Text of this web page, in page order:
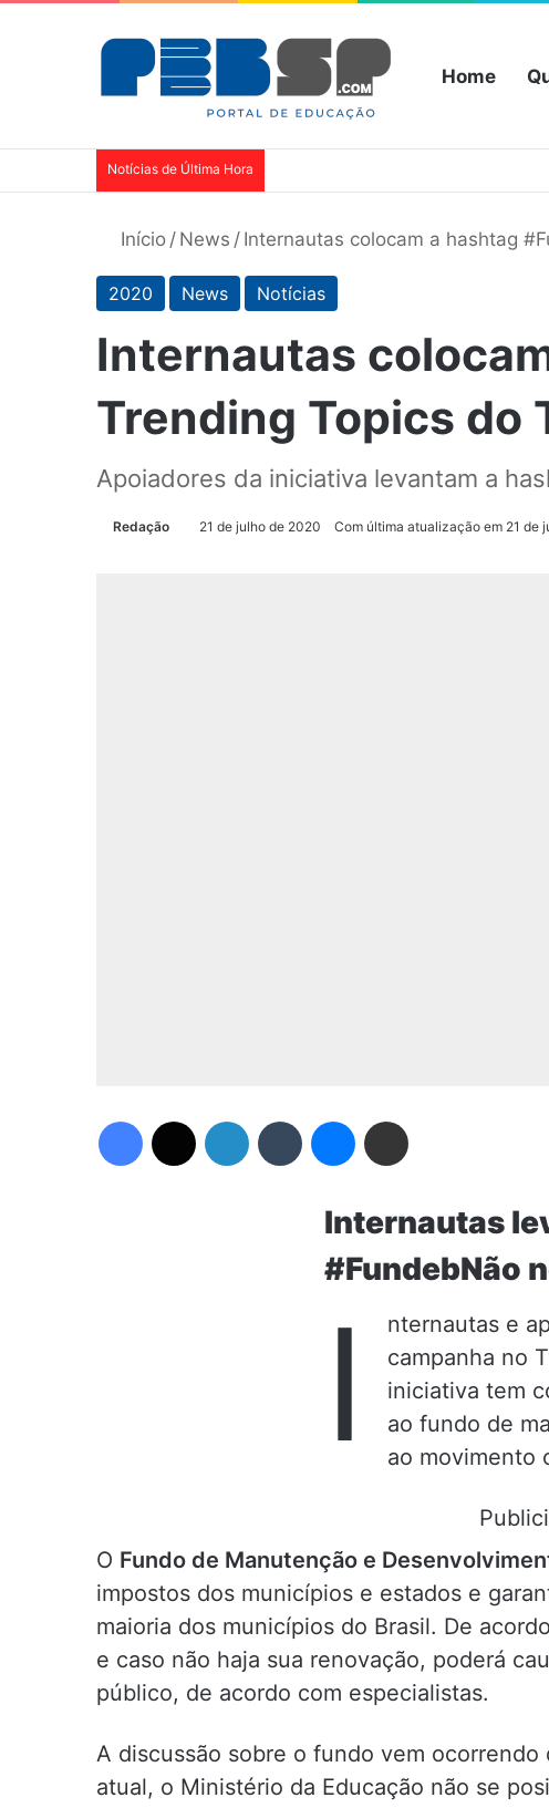
Home
Notícias de Última Hora
Início / News / Internautas colocam a hashtag
2020 News Notícias
Internautas
Trending Topics do
Apoiadores da iniciativa levantam a
Redação 21 de julho de 2020 Com última atualização em 21 de
Internautas
#FundebNão
I
nternautas e
campanha no
iniciativa tem
ao fundo de
ao movimento
O Fundo de Manutenção e
impostos dos municípios e estados e
maioria dos municípios do Brasil. De
e caso não haja sua renovação, poderá
público, de acordo com especialistas.
A discussão sobre o fundo vem
atual, o Ministério da Educação não se